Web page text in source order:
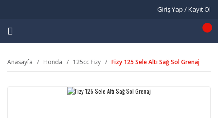
Giriş Yap / Kayıt Ol
Anasayfa Honda 125cc Fizy Fizy 125 Sele Altı Sağ Sol Grenaj